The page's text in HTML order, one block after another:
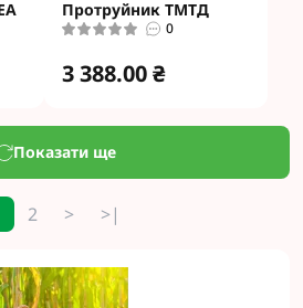
Протруйник ТМТД
0
3 388.00 ₴
Показати ще
2 > >|